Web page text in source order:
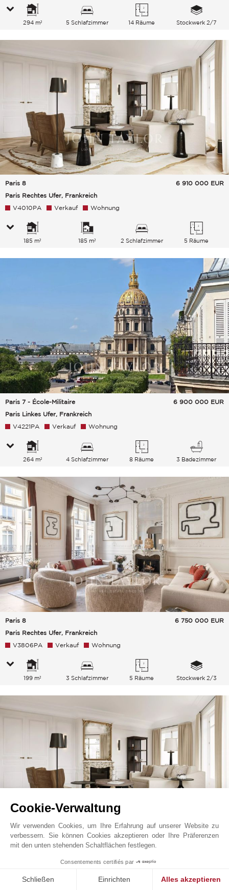
294 m² 5 Schlafzimmer 14 Räume Stockwerk 2/7
Paris 8
Paris Rechtes Ufer, Frankreich
6 910 000 EUR
V4010PA Verkauf Wohnung
185 m² 185 m² 2 Schlafzimmer 5 Räume
Paris 7 - École-Militaire
Paris Linkes Ufer, Frankreich
6 900 000 EUR
V4221PA Verkauf Wohnung
264 m² 4 Schlafzimmer 8 Räume 3 Badezimmer
Paris 8
Paris Rechtes Ufer, Frankreich
6 750 000 EUR
V3806PA Verkauf Wohnung
199 m² 3 Schlafzimmer 5 Räume Stockwerk 2/3
Paris 8
6 660 000 EUR
Verkauf Wohnung
Cookie-Verwaltung
Wir verwenden Cookies, um Ihre Erfahrung auf unserer Website zu
verbessern. Sie können Cookies akzeptieren oder Ihre Präferenzen
mit den unten stehenden Schaltflächen festlegen.
Consentements certifiés par
Schließen Einrichten Alles akzeptieren